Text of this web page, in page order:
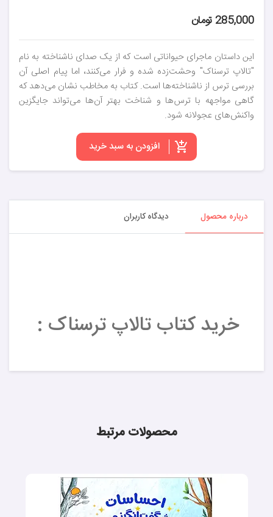
285,000 تومان
این داستان ماجرای حیواناتی است که از یک صدای ناشناخته به نام
"تالاپ ترسناک" وحشت‌زده شده و فرار می‌کنند، اما پیام اصلی آن
بررسی ترس از ناشناخته‌ها است. کتاب به مخاطب نشان می‌دهد که
گاهی مواجهه با ترس‌ها و شناخت بهتر آن‌ها می‌تواند جایگزین
واکنش‌های عجولانه شود.
افزودن به سبد خرید
درباره محصول دیدگاه کاربران
خرید کتاب تالاپ ترسناک :
محصولات مرتبط